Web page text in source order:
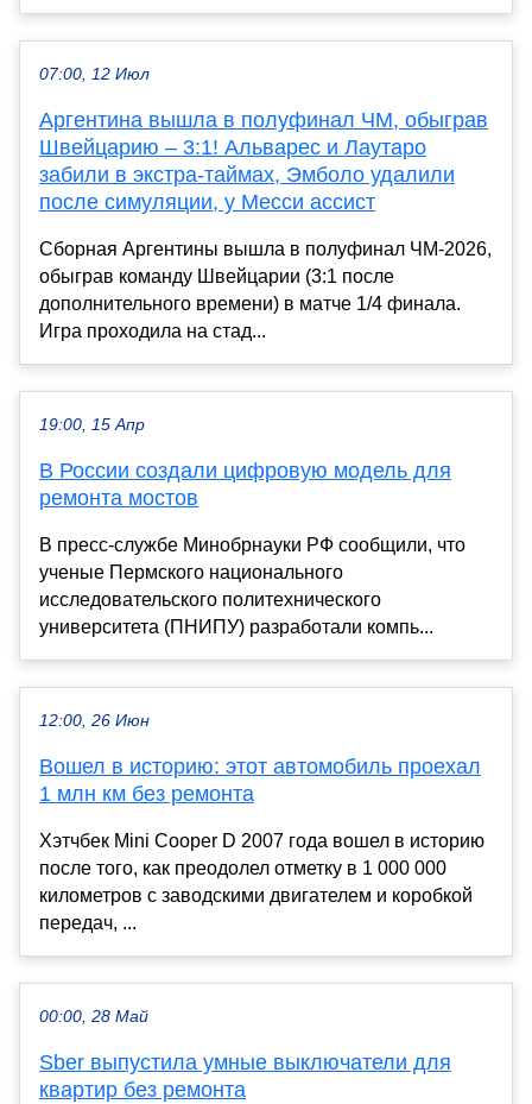
07:00, 12 Июл
Аргентина вышла в полуфинал ЧМ, обыграв
Швейцарию – 3:1! Альварес и Лаутаро
забили в экстра-таймах, Эмболо удалили
после симуляции, у Месси ассист
Сборная Аргентины вышла в полуфинал ЧМ-2026,
обыграв команду Швейцарии (3:1 после
дополнительного времени) в матче 1/4 финала.
Игра проходила на стад...
19:00, 15 Апр
В России создали цифровую модель для
ремонта мостов
В пресс-службе Минобрнауки РФ сообщили, что
ученые Пермского национального
исследовательского политехнического
университета (ПНИПУ) разработали компь...
12:00, 26 Июн
Вошел в историю: этот автомобиль проехал
1 млн км без ремонта
Хэтчбек Mini Cooper D 2007 года вошел в историю
после того, как преодолел отметку в 1 000 000
километров с заводскими двигателем и коробкой
передач, ...
00:00, 28 Май
Sber выпустила умные выключатели для
квартир без ремонта